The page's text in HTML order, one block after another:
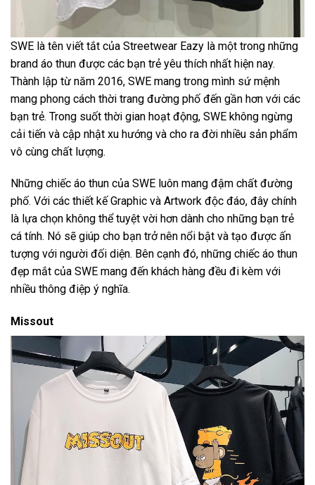
SWE là tên viết tắt của Streetwear Eazy là một trong những
brand áo thun được các bạn trẻ yêu thích nhất hiện nay.
Thành lập từ năm 2016, SWE mang trong mình sứ mệnh
mang phong cách thời trang đường phố đến gần hơn với các
bạn trẻ. Trong suốt thời gian hoạt động, SWE không ngừng
cải tiến và cập nhật xu hướng và cho ra đời nhiều sản phẩm
vô cùng chất lượng.
Những chiếc áo thun của SWE luôn mang đậm chất đường
phố. Với các thiết kế Graphic và Artwork độc đáo, đây chính
là lựa chọn không thể tuyệt vời hơn dành cho những bạn trẻ
cá tính. Nó sẽ giúp cho bạn trở nên nổi bật và tạo được ấn
tượng với người đối diện. Bên cạnh đó, những chiếc áo thun
đẹp mắt của SWE mang đến khách hàng đều đi kèm với
nhiều thông điệp ý nghĩa.
Missout